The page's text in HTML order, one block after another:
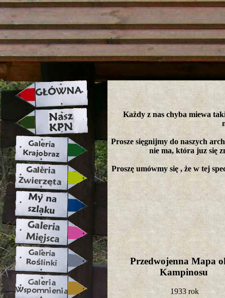
strona w naprawie zapraszamy
Każdy z nas chyba miewa
Prosze sięgnijmy do naszych
nie ma, która juz się
Proszę umówmy się , że w tej
Przedwojenna Mapa
Kampinosu
1933 rok